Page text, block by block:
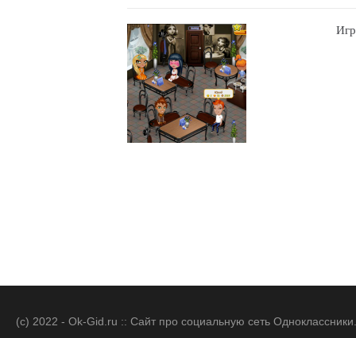
(c) 2022 - Ok-Gid.ru :: Сайт про социальную сеть